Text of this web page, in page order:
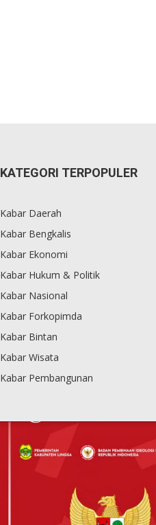
KATEGORI TERPOPULER
Kabar Daerah
Kabar Bengkalis
Kabar Ekonomi
Kabar Hukum & Politik
Kabar Nasional
Kabar Forkopimda
Kabar Bintan
Kabar Wisata
Kabar Pembangunan